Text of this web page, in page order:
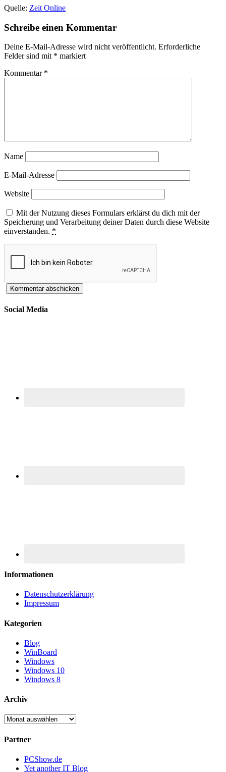
Quelle: Zeit Online
Schreibe einen Kommentar
Deine E-Mail-Adresse wird nicht veröffentlicht. Erforderliche
Felder sind mit * markiert
Kommentar *
Name
E-Mail-Adresse
Website
Mit der Nutzung dieses Formulars erklärst du dich mit der
Speicherung und Verarbeitung deiner Daten durch diese Website
einverstanden. *
Social Media
Informationen
Datenschutzerklärung
Impressum
Kategorien
Blog
WinBoard
Windows
Windows 10
Windows 8
Archiv
Archiv
Partner
PCShow.de
Yet another IT Blog